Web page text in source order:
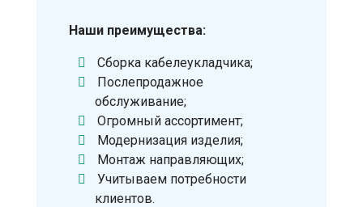
Наши преимущества:
Сборка кабелеукладчика;
Послепродажное
обслуживание;
Огромный ассортимент;
Модернизация изделия;
Монтаж направляющих;
Учитываем потребности
клиентов.